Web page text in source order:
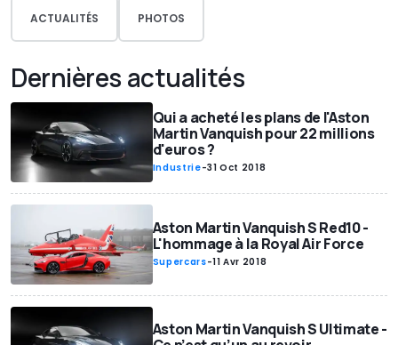
ACTUALITÉS PHOTOS
Dernières actualités
Qui a acheté les plans de l'Aston
Martin Vanquish pour 22 millions
d'euros ?
Industrie-31 Oct 2018
Aston Martin Vanquish S Red10 -
L'hommage à la Royal Air Force
Supercars-11 Avr 2018
Aston Martin Vanquish S Ultimate -